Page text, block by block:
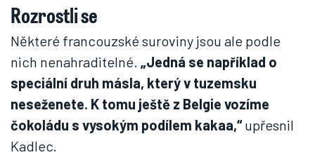
Rozrostli se
Některé francouzské suroviny jsou ale podle
nich nenahraditelné. „Jedná se například o
speciální druh másla, který v tuzemsku
neseženete. K tomu ještě z Belgie vozíme
čokoládu s vysokým podílem kakaa,“upřesnil
Kadlec.